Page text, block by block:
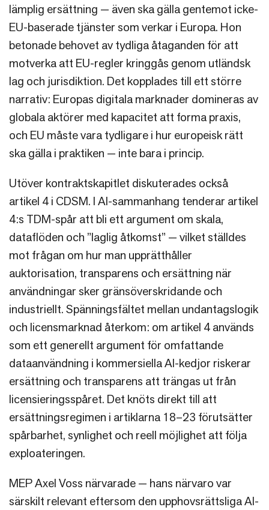
lämplig ersättning — även ska gälla gentemot icke-
EU-baserade tjänster som verkar i Europa. Hon
betonade behovet av tydliga åtaganden för att
motverka att EU-regler kringgås genom utländsk
lag och jurisdiktion. Det kopplades till ett större
narrativ: Europas digitala marknader domineras av
globala aktörer med kapacitet att forma praxis,
och EU måste vara tydligare i hur europeisk rätt
ska gälla i praktiken — inte bara i princip.
Utöver kontraktskapitlet diskuterades också
artikel 4 i CDSM. I AI-sammanhang tenderar artikel
4:s TDM-spår att bli ett argument om skala,
dataflöden och ”laglig åtkomst” — vilket ställdes
mot frågan om hur man upprätthåller
auktorisation, transparens och ersättning när
användningar sker gränsöverskridande och
industriellt. Spänningsfältet mellan undantagslogik
och licensmarknad återkom: om artikel 4 används
som ett generellt argument för omfattande
dataanvändning i kommersiella AI-kedjor riskerar
ersättning och transparens att trängas ut från
licensieringsspåret. Det knöts direkt till att
ersättningsregimen i artiklarna 18–23 förutsätter
spårbarhet, synlighet och reell möjlighet att följa
exploateringen.
MEP Axel Voss närvarade — hans närvaro var
särskilt relevant eftersom den upphovsrättsliga AI-